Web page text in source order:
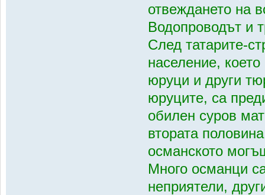
отвеждането на
Водопроводът и
След татарите-
население,
юруци и други
юруците, са
обилен суров
втората
османското
Много османци
неприятели,